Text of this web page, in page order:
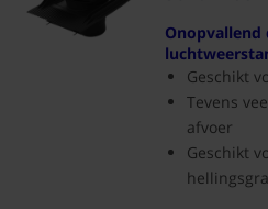
Onopvallend
Geschikt
Tevens
afvoer
Geschikt